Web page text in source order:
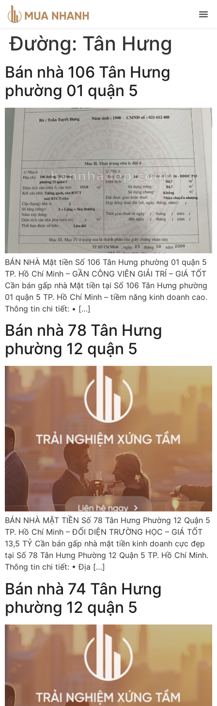
Đường: Tân Hưng
Bán nhà 106 Tân Hưng
phường 01 quận 5
BÁN NHÀ Mặt tiền Số 106 Tân Hưng phường 01 quận 5
TP. Hồ Chí Minh – GẦN CÔNG VIÊN GIẢI TRÍ – GIÁ TỐT
Cần bán gấp nhà Mặt tiền tại Số 106 Tân Hưng phường
01 quận 5 TP. Hồ Chí Minh – tiềm năng kinh doanh cao.
Thông tin chi tiết: • […]
Bán nhà 78 Tân Hưng
phường 12 quận 5
BÁN NHÀ MẶT TIỀN Số 78 Tân Hưng Phường 12 Quận 5
TP. Hồ Chí Minh – ĐỐI DIỆN TRƯỜNG HỌC – GIÁ TỐT
13,5 TỶ Cần bán gấp nhà mặt tiền kinh doanh cực đẹp
tại Số 78 Tân Hưng Phường 12 Quận 5 TP. Hồ Chí Minh.
Thông tin chi tiết: • Địa […]
Bán nhà 74 Tân Hưng
phường 12 quận 5